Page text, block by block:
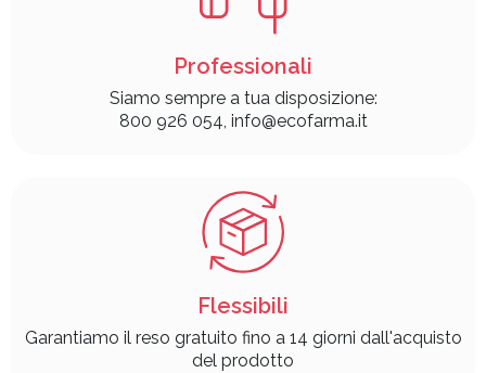
Professionali
Siamo sempre a tua disposizione:
800 926 054, info@ecofarma.it
Flessibili
Garantiamo il reso gratuito fino a 14 giorni dall'acquisto
del prodotto